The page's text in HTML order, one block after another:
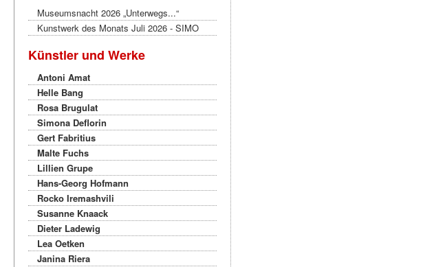
Museumsnacht 2026 „Unterwegs...“
Kunstwerk des Monats Juli 2026 - SIMO
Künstler und Werke
Antoni Amat
Helle Bang
Rosa Brugulat
Simona Deflorin
Gert Fabritius
Malte Fuchs
Lillien Grupe
Hans-Georg Hofmann
Rocko Iremashvili
Susanne Knaack
Dieter Ladewig
Lea Oetken
Janina Riera